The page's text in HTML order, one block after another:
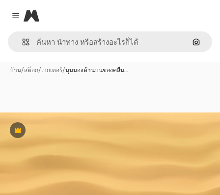
Close menu
Magnific
ค้นหา
บ้าน/สต็อก/เวกเตอร์/มุมมองด้านบนของคลื่น…
พรีเมี่ยม